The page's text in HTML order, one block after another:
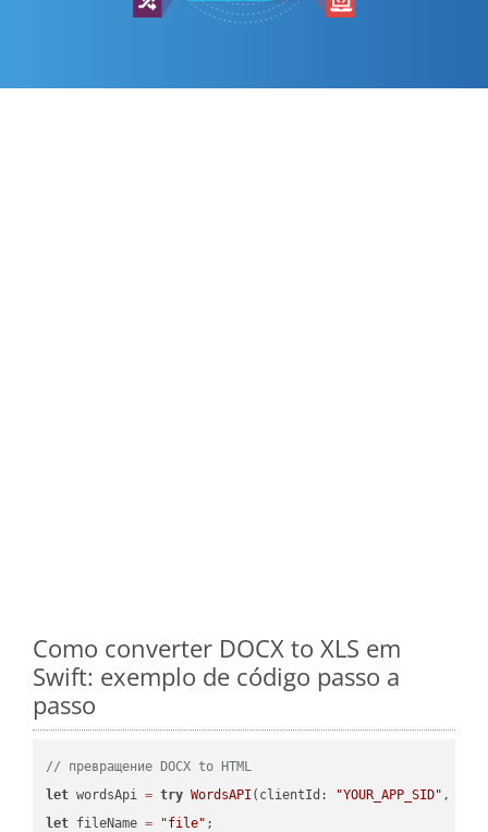
Como converter DOCX to XLS em
Swift: exemplo de código passo a
passo
// превращение DOCX to HTML
let wordsApi = try WordsAPI (clientId: "YOUR_APP_SID" ,
let fileName = "file" ;